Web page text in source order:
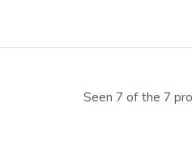
Seen 7 of the 7